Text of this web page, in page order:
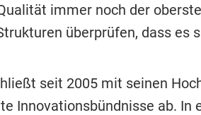
immer noch der
überprüfen, dass es
seit 2005 mit seinen
Innovationsbündnisse ab. In